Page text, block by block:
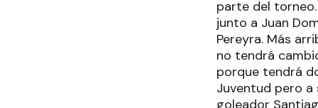
parte del
junto a Juan
Pereyra. Más
no tendrá
porque tendrá
Juventud pero
goleador